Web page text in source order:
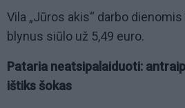
Vila „Jūros akis“ darbo
blynus siūlo už 5,49 euro.
Pataria neatsipalaiduoti:
ištiks šokas